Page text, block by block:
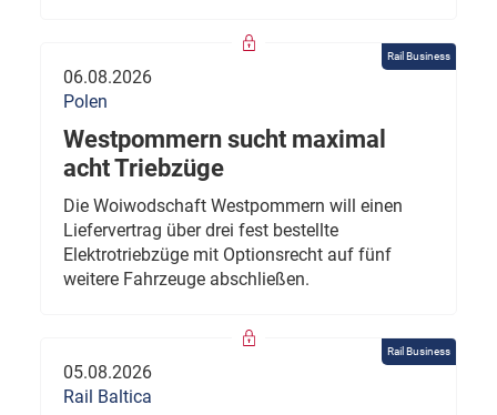
Rail Business
06.08.2026
Polen
Westpommern sucht maximal
acht Triebzüge
Die Woiwodschaft Westpommern will einen
Liefervertrag über drei fest bestellte
Elektrotriebzüge mit Optionsrecht auf fünf
weitere Fahrzeuge abschließen.
Rail Business
05.08.2026
Rail Baltica